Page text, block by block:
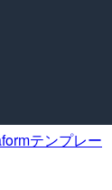
テンプレー